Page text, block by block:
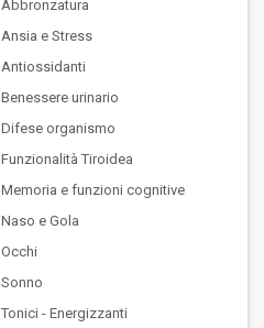
Abbronzatura
Ansia e Stress
Antiossidanti
Benessere urinario
Difese organismo
Funzionalità Tiroidea
Memoria e funzioni cognitive
Naso e Gola
Occhi
Sonno
Tonici - Energizzanti